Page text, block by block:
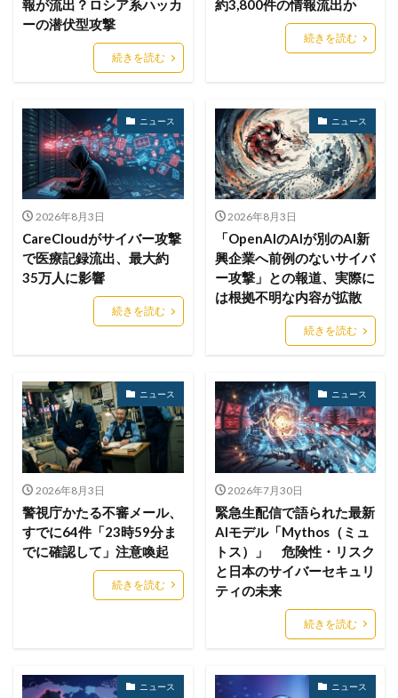
ネット
ネットワーク
ネットワーク侵入
ノーウェアランサム
ノートパソコン
ノートン
ハクティビズム
パケット
パスワード
パスワードスプレー
パスワードレス
パスワード使い回し
パスワード解析
パスワード解除
ハッカー
ハッカーグループ
ハッカー不正アクセス
ハッカー集団
ハッキング
ハッキングされました
ハニーポット
バニティURL
ハフニウム
バレる
ビジネスメール詐欺
ビットポイント
ビデオ会議
ビデオ会議ツール
ヒューマンエラー
ファームウェア
ファイアウォール
ファイブ・アイズ
ファイル
ファイルレス
ファイルレス攻撃
フィッシング
フィッシングサイト
フィッシングメール
フィッシングメールにどう対処すべきか?
フィッシング対策協議会
フィッシング詐欺
フィルタリング
フェス
フォーティネット
フォレンジック
プライバシーマーク
プロキシ
プログラム プロダクトキー
報が流出？ロシア系ハッカ
ーの潜伏型攻撃
続きを読む
約3,800件の情報流出か
続きを読む
ニュース
2026年8月3日
CareCloudがサイバー攻撃
で医療記録流出、最大約
35万人に影響
続きを読む
ニュース
2026年8月3日
「OpenAIのAIが別のAI新
興企業へ前例のないサイバ
ー攻撃」との報道、実際に
は根拠不明な内容が拡散
続きを読む
ニュース
2026年8月3日
警視庁かたる不審メール、
すでに64件「23時59分ま
でに確認して」注意喚起
続きを読む
ニュース
2026年7月30日
緊急生配信で語られた最新
AIモデル「Mythos（ミュ
トス）」 危険性・リスク
と日本のサイバーセキュリ
ティの未来
続きを読む
ニュース ニュース